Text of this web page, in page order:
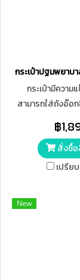
กระเป๋าปฐมพยาบ
กระเป๋ามีความ
สามารถใส่ถังอ๊อก
ได้ มีสายรัดเพิ่ม
อุปกรณ์ ซิปอย่
฿
สั่งซื้
เปรีย
New